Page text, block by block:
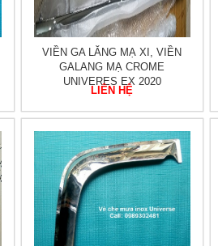
VIỀN GA LĂNG MẠ XI, VIỀN
GALANG MẠ CROME
UNIVERES EX 2020
LIÊN HỆ